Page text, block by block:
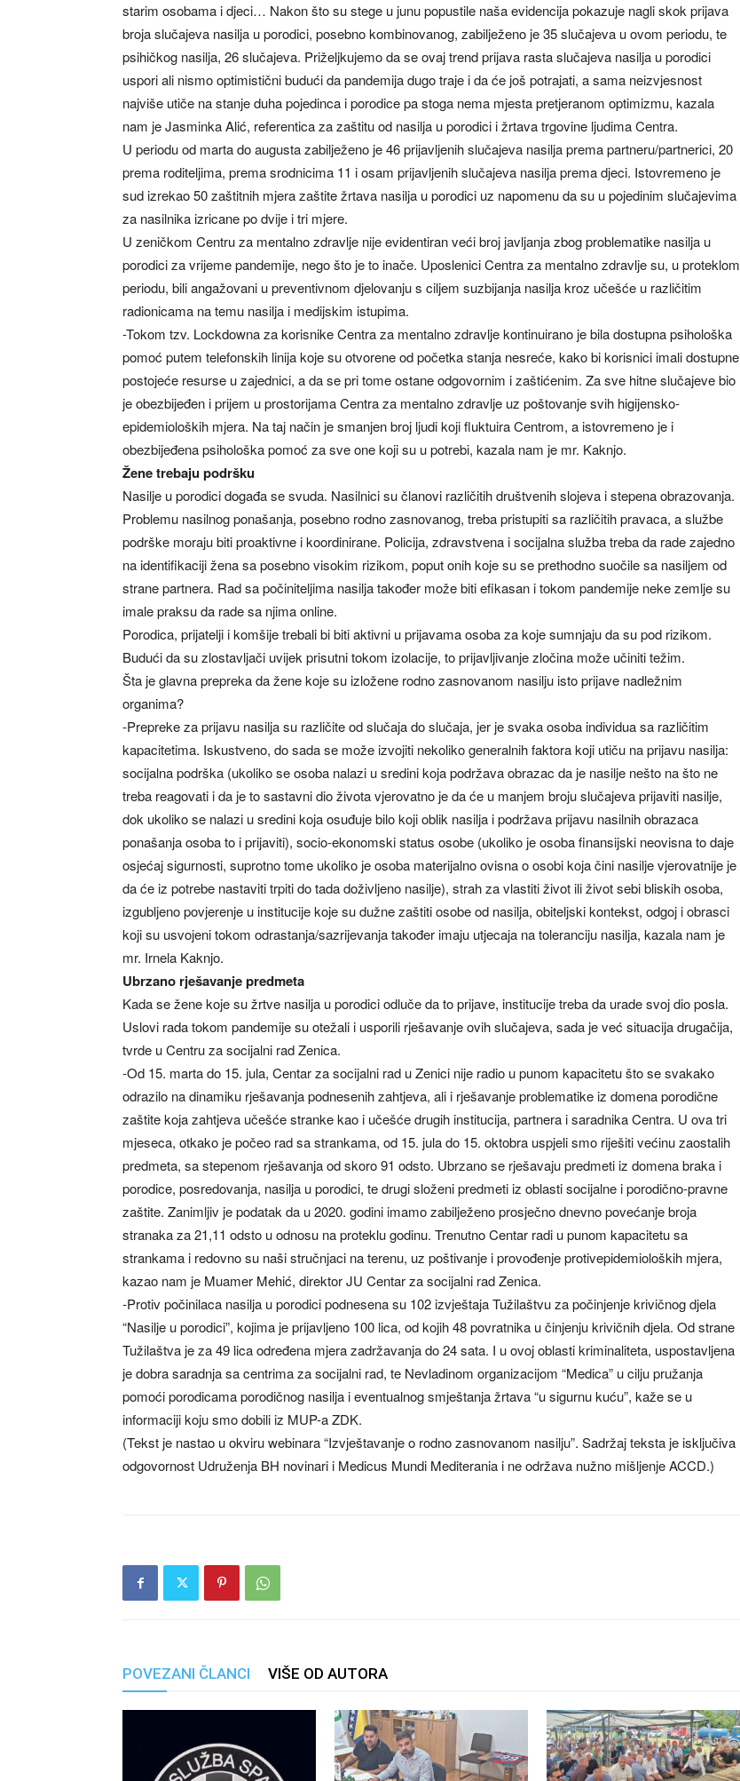
starim osobama i djeci… Nakon što su stege u junu popustile naša evidencija pokazuje nagli skok prijava
broja slučajeva nasilja u porodici, posebno kombinovanog, zabilježeno je 35 slučajeva u ovom periodu, te
psihičkog nasilja, 26 slučajeva. Priželjkujemo da se ovaj trend prijava rasta slučajeva nasilja u porodici
uspori ali nismo optimistični budući da pandemija dugo traje i da će još potrajati, a sama neizvjesnost
najviše utiče na stanje duha pojedinca i porodice pa stoga nema mjesta pretjeranom optimizmu, kazala
nam je Jasminka Alić, referentica za zaštitu od nasilja u porodici i žrtava trgovine ljudima Centra.
U periodu od marta do augusta zabilježeno je 46 prijavljenih slučajeva nasilja prema partneru/partnerici, 20
prema roditeljima, prema srodnicima 11 i osam prijavljenih slučajeva nasilja prema djeci. Istovremeno je
sud izrekao 50 zaštitnih mjera zaštite žrtava nasilja u porodici uz napomenu da su u pojedinim slučajevima
za nasilnika izricane po dvije i tri mjere.
U zeničkom Centru za mentalno zdravlje nije evidentiran veći broj javljanja zbog problematike nasilja u
porodici za vrijeme pandemije, nego što je to inače. Uposlenici Centra za mentalno zdravlje su, u proteklom
periodu, bili angažovani u preventivnom djelovanju s ciljem suzbijanja nasilja kroz učešće u različitim
radionicama na temu nasilja i medijskim istupima.
-Tokom tzv. Lockdowna za korisnike Centra za mentalno zdravlje kontinuirano je bila dostupna psihološka
pomoć putem telefonskih linija koje su otvorene od početka stanja nesreće, kako bi korisnici imali dostupne
postojeće resurse u zajednici, a da se pri tome ostane odgovornim i zaštićenim. Za sve hitne slučajeve bio
je obezbijeđen i prijem u prostorijama Centra za mentalno zdravlje uz poštovanje svih higijensko-
epidemioloških mjera. Na taj način je smanjen broj ljudi koji fluktuira Centrom, a istovremeno je i
obezbijeđena psihološka pomoć za sve one koji su u potrebi, kazala nam je mr. Kaknjo.
Žene trebaju podršku
Nasilje u porodici događa se svuda. Nasilnici su članovi različitih društvenih slojeva i stepena obrazovanja.
Problemu nasilnog ponašanja, posebno rodno zasnovanog, treba pristupiti sa različitih pravaca, a službe
podrške moraju biti proaktivne i koordinirane. Policija, zdravstvena i socijalna služba treba da rade zajedno
na identifikaciji žena sa posebno visokim rizikom, poput onih koje su se prethodno suočile sa nasiljem od
strane partnera. Rad sa počiniteljima nasilja također može biti efikasan i tokom pandemije neke zemlje su
imale praksu da rade sa njima online.
Porodica, prijatelji i komšije trebali bi biti aktivni u prijavama osoba za koje sumnjaju da su pod rizikom.
Budući da su zlostavljači uvijek prisutni tokom izolacije, to prijavljivanje zločina može učiniti težim.
Šta je glavna prepreka da žene koje su izložene rodno zasnovanom nasilju isto prijave nadležnim
organima?
-Prepreke za prijavu nasilja su različite od slučaja do slučaja, jer je svaka osoba individua sa različitim
kapacitetima. Iskustveno, do sada se može izvojiti nekoliko generalnih faktora koji utiču na prijavu nasilja:
socijalna podrška (ukoliko se osoba nalazi u sredini koja podržava obrazac da je nasilje nešto na što ne
treba reagovati i da je to sastavni dio života vjerovatno je da će u manjem broju slučajeva prijaviti nasilje,
dok ukoliko se nalazi u sredini koja osuđuje bilo koji oblik nasilja i podržava prijavu nasilnih obrazaca
ponašanja osoba to i prijaviti), socio-ekonomski status osobe (ukoliko je osoba finansijski neovisna to daje
osjećaj sigurnosti, suprotno tome ukoliko je osoba materijalno ovisna o osobi koja čini nasilje vjerovatnije je
da će iz potrebe nastaviti trpiti do tada doživljeno nasilje), strah za vlastiti život ili život sebi bliskih osoba,
izgubljeno povjerenje u institucije koje su dužne zaštiti osobe od nasilja, obiteljski kontekst, odgoj i obrasci
koji su usvojeni tokom odrastanja/sazrijevanja također imaju utjecaja na toleranciju nasilja, kazala nam je
mr. Irnela Kaknjo.
Ubrzano rješavanje predmeta
Kada se žene koje su žrtve nasilja u porodici odluče da to prijave, institucije treba da urade svoj dio posla.
Uslovi rada tokom pandemije su otežali i usporili rješavanje ovih slučajeva, sada je već situacija drugačija,
tvrde u Centru za socijalni rad Zenica.
-Od 15. marta do 15. jula, Centar za socijalni rad u Zenici nije radio u punom kapacitetu što se svakako
odrazilo na dinamiku rješavanja podnesenih zahtjeva, ali i rješavanje problematike iz domena porodične
zaštite koja zahtjeva učešće stranke kao i učešće drugih institucija, partnera i saradnika Centra. U ova tri
mjeseca, otkako je počeo rad sa strankama, od 15. jula do 15. oktobra uspjeli smo riješiti većinu zaostalih
predmeta, sa stepenom rješavanja od skoro 91 odsto. Ubrzano se rješavaju predmeti iz domena braka i
porodice, posredovanja, nasilja u porodici, te drugi složeni predmeti iz oblasti socijalne i porodično-pravne
zaštite. Zanimljiv je podatak da u 2020. godini imamo zabilježeno prosječno dnevno povećanje broja
stranaka za 21,11 odsto u odnosu na proteklu godinu. Trenutno Centar radi u punom kapacitetu sa
strankama i redovno su naši stručnjaci na terenu, uz poštivanje i provođenje protivepidemioloških mjera,
kazao nam je Muamer Mehić, direktor JU Centar za socijalni rad Zenica.
-Protiv počinilaca nasilja u porodici podnesena su 102 izvještaja Tužilaštvu za počinjenje krivičnog djela
“Nasilje u porodici”, kojima je prijavljeno 100 lica, od kojih 48 povratnika u činjenju krivičnih djela. Od strane
Tužilaštva je za 49 lica određena mjera zadržavanja do 24 sata. I u ovoj oblasti kriminaliteta, uspostavljena
je dobra saradnja sa centrima za socijalni rad, te Nevladinom organizacijom “Medica” u cilju pružanja
pomoći porodicama porodičnog nasilja i eventualnog smještanja žrtava “u sigurnu kuću”, kaže se u
informaciji koju smo dobili iz MUP-a ZDK.
(Tekst je nastao u okviru webinara “Izvještavanje o rodno zasnovanom nasilju”. Sadržaj teksta je isključiva
odgovornost Udruženja BH novinari i Medicus Mundi Mediterania i ne održava nužno mišljenje ACCD.)
POVEZANI ČLANCI VIŠE OD AUTORA